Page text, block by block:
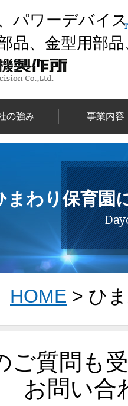
パワーデバイ
品、金型用部
の強み 事業内容
まわり保育園
HOME > ひ
ご質問も
お問い合